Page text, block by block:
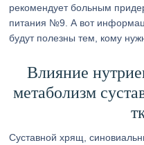
рекомендует больным
питания №9. А вот
будут полезны тем, кому
Влияние
метаболизм
Суставной хрящ,